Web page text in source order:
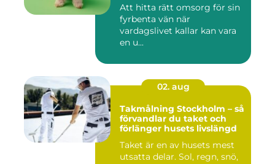
Att hitta rätt omsorg för sin
fyrbenta vän när
vardagslivet kallar kan vara
en u...
02. aug
Takmålning Stockholm – så
förvandlar du taket och
förlänger husets livslängd
Taket är en av husets mest
utsatta delar. Sol, regn, snö,